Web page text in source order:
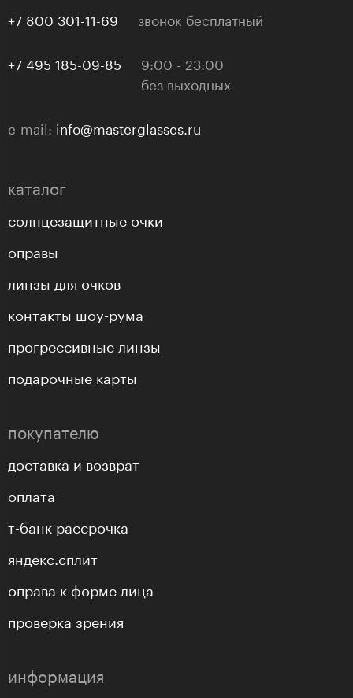
+7 800 301-11-69 звонок бесплатный
+7 495 185-09-85
9:00 - 23:00
без выходных
e-mail: info@masterglasses.ru
каталог
солнцезащитные очки
оправы
линзы для очков
контакты шоу-рума
прогрессивные линзы
подарочные карты
покупателю
доставка и возврат
оплата
т-банк рассрочка
яндекс.сплит
оправа к форме лица
проверка зрения
информация